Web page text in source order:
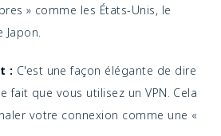
» comme les États-Unis, le
Japon.
: C'est une façon élégante de dire
fait que vous utilisez un VPN. Cela
votre connexion comme une «